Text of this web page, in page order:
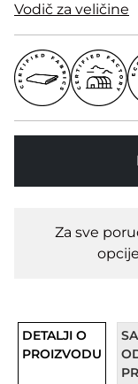
Vodič za veličine
Za sve
DETALJI O
PROIZVODU